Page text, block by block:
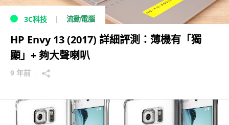
3C科技 流動電腦
HP Envy 13 (2017) 詳細評測：薄機有「獨
顯」+ 夠大聲喇叭
9 年前